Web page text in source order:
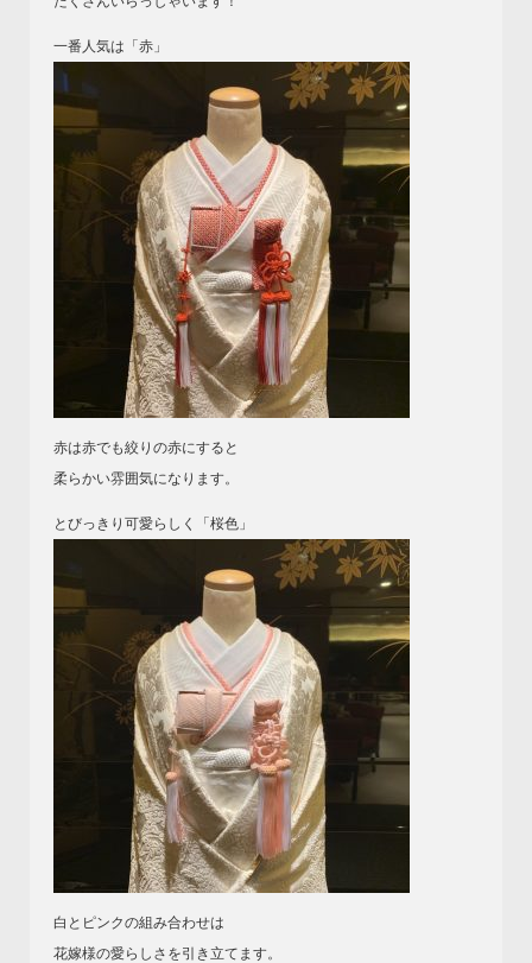
一番人気は「赤」
赤は赤でも絞りの赤にすると
柔らかい雰囲気になります。
とびっきり可愛らしく「桜色」
白とピンクの組み合わせは
花嫁様の愛らしさを引き立てます。